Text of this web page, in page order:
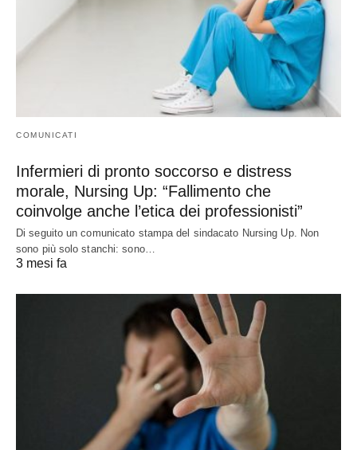
COMUNICATI
Infermieri di pronto soccorso e distress
morale, Nursing Up: “Fallimento che
coinvolge anche l’etica dei professionisti”
Di seguito un comunicato stampa del sindacato Nursing Up. Non
sono più solo stanchi: sono…
3 mesi fa